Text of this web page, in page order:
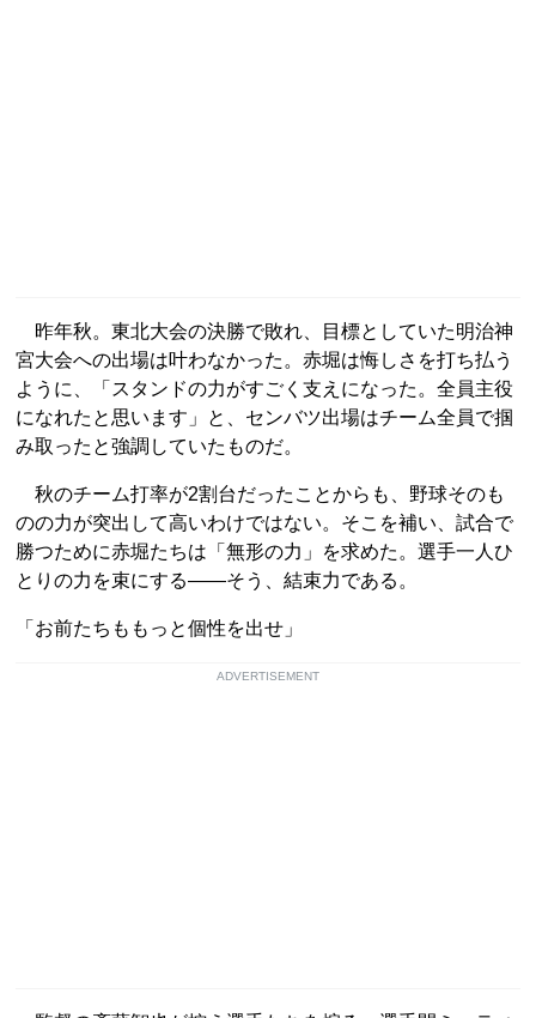
昨年秋。東北大会の決勝で敗れ、目標としていた明治神
宮大会への出場は叶わなかった。赤堀は悔しさを打ち払う
ように、「スタンドの力がすごく支えになった。全員主役
になれたと思います」と、センバツ出場はチーム全員で掴
み取ったと強調していたものだ。
秋のチーム打率が2割台だったことからも、野球そのも
のの力が突出して高いわけではない。そこを補い、試合で
勝つために赤堀たちは「無形の力」を求めた。選手一人ひ
とりの力を束にする――そう、結束力である。
「お前たちももっと個性を出せ」
ADVERTISEMENT